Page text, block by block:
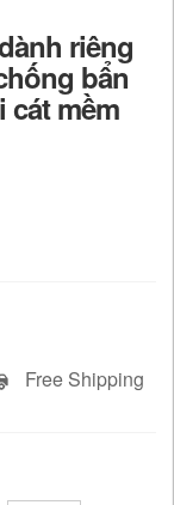
riêng
bẩn
cát mềm
Free Shipping